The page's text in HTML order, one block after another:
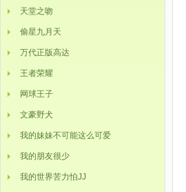
天堂之吻
偷星九月天
万代正版高达
王者荣耀
网球王子
文豪野犬
我的妹妹不可能这么可爱
我的朋友很少
我的世界苦力怕JJ